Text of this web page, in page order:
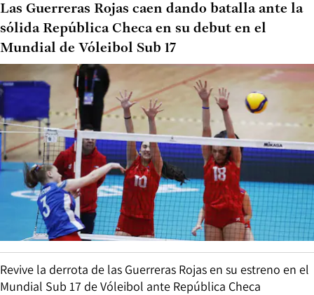
Las Guerreras Rojas caen dando batalla ante la
sólida República Checa en su debut en el
Mundial de Vóleibol Sub 17
Revive la derrota de las Guerreras Rojas en su estreno en el
Mundial Sub 17 de Vóleibol ante República Checa